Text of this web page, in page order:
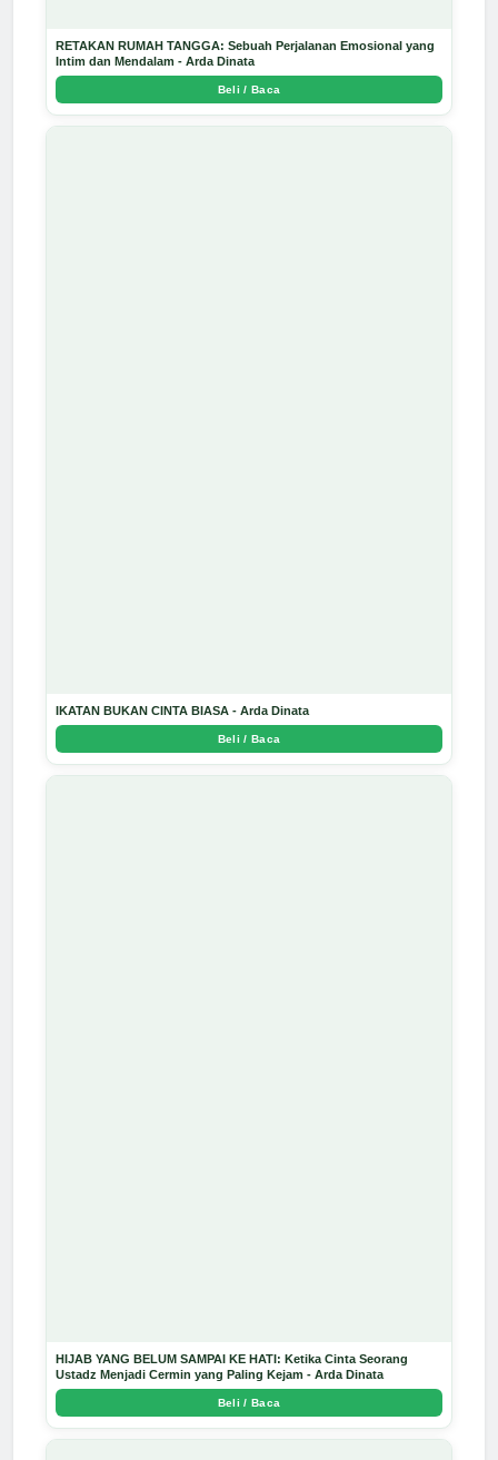
RETAKAN RUMAH TANGGA: Sebuah Perjalanan Emosional yang
Intim dan Mendalam - Arda Dinata
Beli / Baca
IKATAN BUKAN CINTA BIASA - Arda Dinata
Beli / Baca
HIJAB YANG BELUM SAMPAI KE HATI: Ketika Cinta Seorang
Ustadz Menjadi Cermin yang Paling Kejam - Arda Dinata
Beli / Baca